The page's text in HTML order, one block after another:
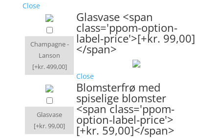
Close
Champagne -
Lanson
[+kr. 499,00]
Glasvase <span
class='ppom-option-
label-price'>[+kr. 99,00]
</span>
Close
Glasvase
[+kr. 99,00]
Blomsterfrø med
spiselige blomster
<span class='ppom-
option-label-price'>
[+kr. 59,00]</span>